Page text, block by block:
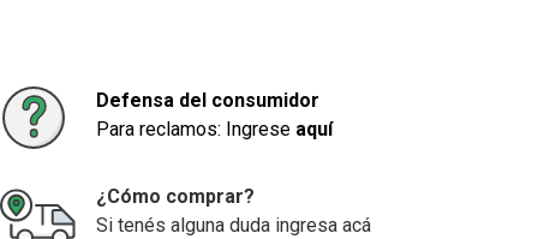
Defensa del consumidor
Para reclamos: Ingrese aquí
¿Cómo comprar?
Si tenés alguna duda ingresa acá